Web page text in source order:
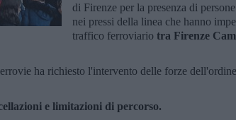
di Firenze per la presenza di
nei pressi della linea che hanno
traffico ferroviario tra Firenze
ha richiesto l'intervento delle forze
e limitazioni di percorso.